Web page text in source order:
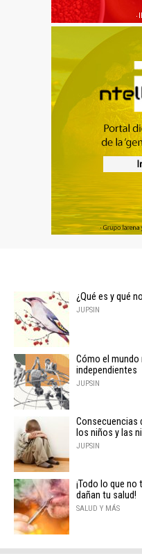
¿Qué es y qué
JUPSIN
Cómo el
independientes
JUPSIN
Consecuencias
los niños y las
JUPSIN
¡Todo lo que
dañan tu salud!
SALUD Y MÁS